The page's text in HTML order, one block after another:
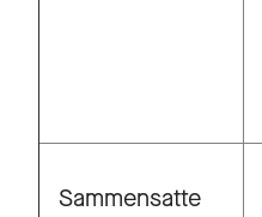
Sammensatte